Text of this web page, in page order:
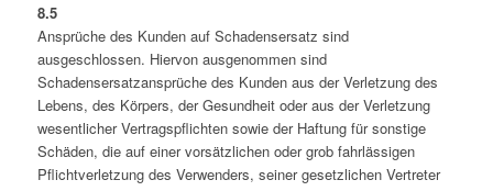
8.5
Ansprüche des Kunden auf Schadensersatz sind
ausgeschlossen. Hiervon ausgenommen sind
Schadensersatzansprüche des Kunden aus der Verletzung des
Lebens, des Körpers, der Gesundheit oder aus der Verletzung
wesentlicher Vertragspflichten sowie der Haftung für sonstige
Schäden, die auf einer vorsätzlichen oder grob fahrlässigen
Pflichtverletzung des Verwenders, seiner gesetzlichen Vertreter